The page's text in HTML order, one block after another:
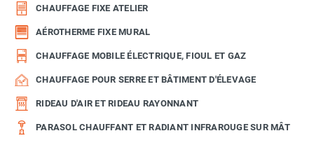
CHAUFFAGE FIXE ATELIER
AÉROTHERME FIXE MURAL
CHAUFFAGE MOBILE ÉLECTRIQUE, FIOUL ET GAZ
CHAUFFAGE POUR SERRE ET BÂTIMENT D'ÉLEVAGE
RIDEAU D'AIR ET RIDEAU RAYONNANT
PARASOL CHAUFFANT ET RADIANT INFRAROUGE SUR MÂT